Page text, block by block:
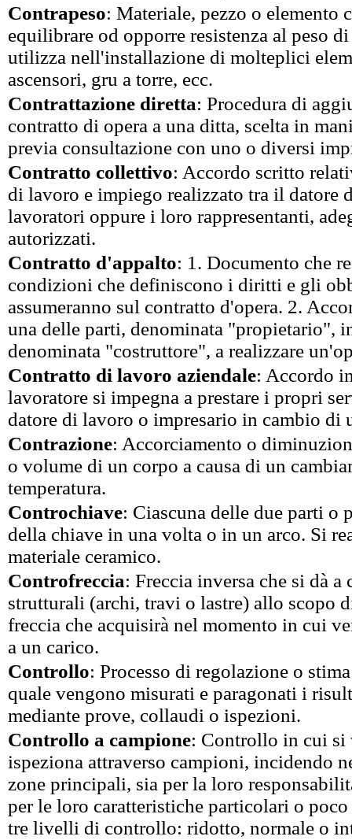
Contrapeso: Materiale, pezzo o elemento
equilibrare od opporre resistenza al peso
utilizza nell'installazione di molteplici
ascensori, gru a torre, ecc.
Contrattazione diretta: Procedura di
contratto di opera a una ditta, scelta in
previa consultazione con uno o diversi
Contratto collettivo: Accordo scritto
di lavoro e impiego realizzato tra il datore
lavoratori oppure i loro rappresentanti,
autorizzati.
Contratto d'appalto: 1. Documento che
condizioni che definiscono i diritti e gli
assumeranno sul contratto d'opera. 2.
una delle parti, denominata "propietario",
denominata "costruttore", a realizzare
Contratto di lavoro aziendale: Accordo
lavoratore si impegna a prestare i propri
datore di lavoro o impresario in cambio di
Contrazione: Accorciamento o
o volume di un corpo a causa di un
temperatura.
Controchiave: Ciascuna delle due parti o
della chiave in una volta o in un arco. Si
materiale ceramico.
Controfreccia: Freccia inversa che si dà a
strutturali (archi, travi o lastre) allo scopo
freccia che acquisirà nel momento in cui
a un carico.
Controllo: Processo di regolazione o
quale vengono misurati e paragonati i
mediante prove, collaudi o ispezioni.
Controllo a campione: Controllo in cui si
ispeziona attraverso campioni, incidendo
zone principali, sia per la loro
per le loro caratteristiche particolari o
tre livelli di controllo: ridotto, normale o